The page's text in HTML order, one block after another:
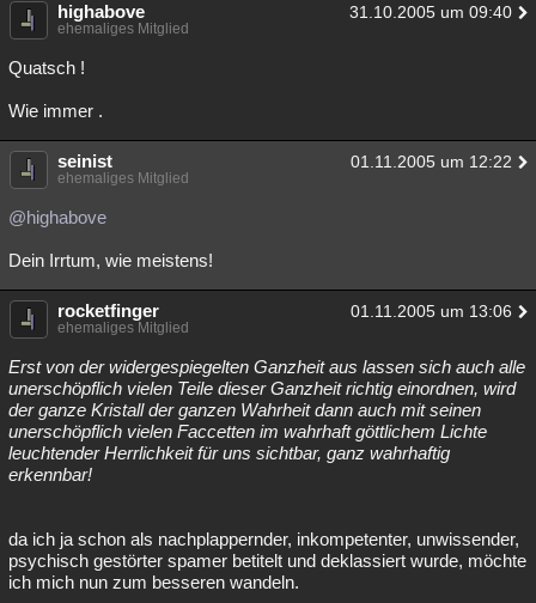
highabove 31.10.2005 um 09:40
ehemaliges Mitglied
Quatsch !
Wie immer .
seinist 01.11.2005 um 12:22
ehemaliges Mitglied
@highabove
Dein Irrtum, wie meistens!
rocketfinger 01.11.2005 um 13:06
ehemaliges Mitglied
Erst von der widergespiegelten Ganzheit aus lassen sich auch alle
unerschöpflich vielen Teile dieser Ganzheit richtig einordnen, wird
der ganze Kristall der ganzen Wahrheit dann auch mit seinen
unerschöpflich vielen Faccetten im wahrhaft göttlichem Lichte
leuchtender Herrlichkeit für uns sichtbar, ganz wahrhaftig
erkennbar!
da ich ja schon als nachplappernder, inkompetenter, unwissender,
psychisch gestörter spamer betitelt und deklassiert wurde, möchte
ich mich nun zum besseren wandeln.